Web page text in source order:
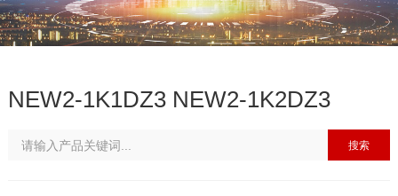
NEW2-1K1DZ3 NEW2-1K2DZ3
搜索